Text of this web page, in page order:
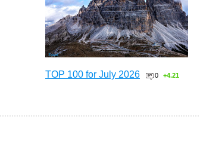
TOP 100 for July 2026 0 +4.21